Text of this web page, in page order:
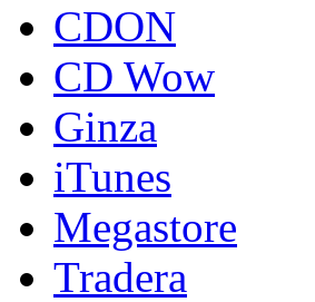
CDON
CD Wow
Ginza
iTunes
Megastore
Tradera